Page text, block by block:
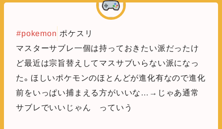
#pokemon ポケスリ
マスターサブレ一個は持っておきたい派だったけ
ど最近は宗旨替えしてマスサブいらない派になっ
た。ほしいポケモンのほとんどが進化有なので進化
前をいっぱい捕まえる方がいいな…→じゃあ通常
サブレでいいじゃん っていう